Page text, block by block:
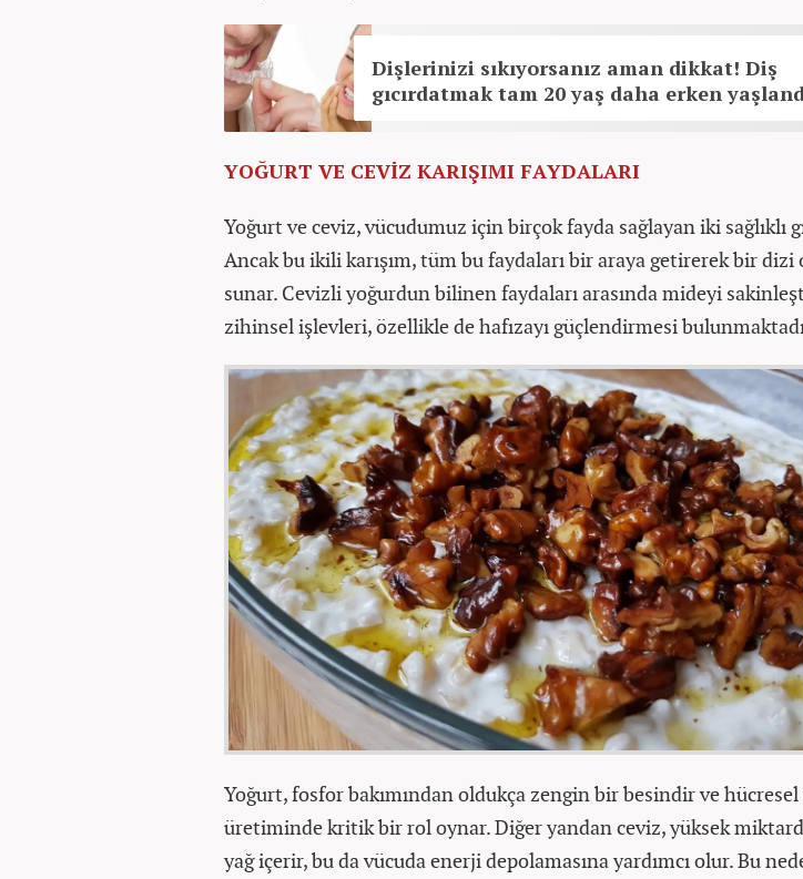
Dişlerinizi sıkıyorsanız aman dikkat! Diş
gıcırdatmak tam 20 yaş daha erken
YOĞURT VE CEVİZ KARIŞIMI FAYDALARI
Yoğurt ve ceviz, vücudumuz için birçok fayda sağlayan iki sağlıklı
Ancak bu ikili karışım, tüm bu faydaları bir araya getirerek bir
sunar. Cevizli yoğurdun bilinen faydaları arasında mideyi
zihinsel işlevleri, özellikle de hafızayı güçlendirmesi
Yoğurt, fosfor bakımından oldukça zengin bir besindir ve
üretiminde kritik bir rol oynar. Diğer yandan ceviz, yüksek
yağ içerir, bu da vücuda enerji depolamasına yardımcı olur. Bu